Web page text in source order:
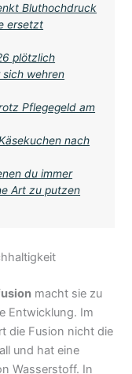
Bluthochdruck
ersetzt
plötzlich
wehren
Pflegegeld am
nach
du immer
Art zu putzen
macht sie zu
Entwicklung. Im
die Fusion nicht die
und hat eine
Wasserstoff. In